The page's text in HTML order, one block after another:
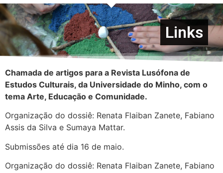
Links
Chamada de artigos para a Revista Lusófona de
Estudos Culturais, da Universidade do Minho, com o
tema Arte, Educação e Comunidade.
Organização do dossiê: Renata Flaiban Zanete, Fabiano
Assis da Silva e Sumaya Mattar.
Submissões até dia 16 de maio.
Organização do dossiê: Renata Flaiban Zanete, Fabiano